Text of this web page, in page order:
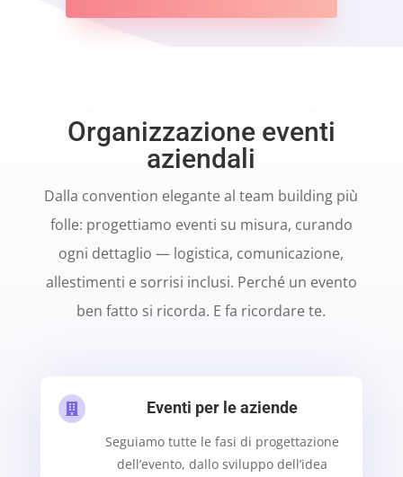
Organizzazione eventi
aziendali
Dalla convention elegante al team building più
folle: progettiamo eventi su misura, curando
ogni dettaglio — logistica, comunicazione,
allestimenti e sorrisi inclusi. Perché un evento
ben fatto si ricorda. E fa ricordare te.
 Eventi per le aziende
Seguiamo tutte le fasi di progettazione
dell’evento, dallo sviluppo dell’idea